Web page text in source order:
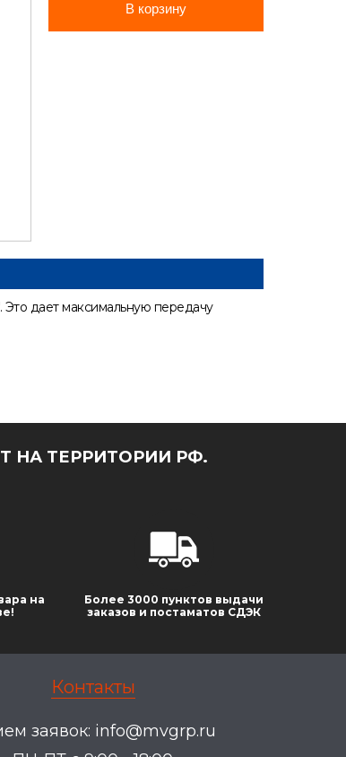
В корзину
Это дает максимальную передачу
НА ТЕРРИТОРИИ РФ.
на
Более 3000 пунктов выдачи
заказов и постаматов СДЭК
Контакты
заявок: info@mvgrp.ru